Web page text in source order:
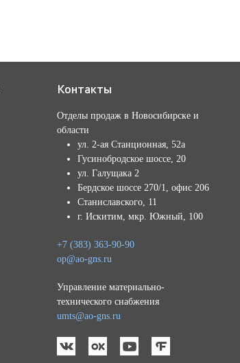
Контакты
Отделы продаж в Новосибирске и
области
ул. 2-ая Станционная, 52а
Гусинобродское шоссе, 20
ул. Галущака 2
Бердское шоссе 270/1, офис 206
Станиславского, 11
г. Искитим, мкр. Южный, 100
+7 (383) 363-90-90
op@ao-gns.ru
Управление материально-
технического снабжения
umts@ao-gns.ru